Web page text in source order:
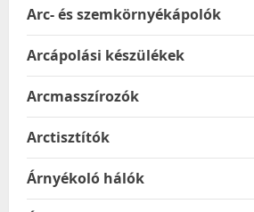
Arc- és szemkörnyékápolók
Arcápolási készülékek
Arcmasszírozók
Arctisztítók
Árnyékoló hálók